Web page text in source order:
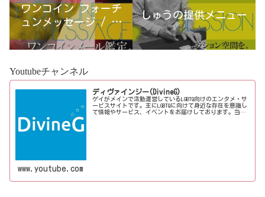
ワンコイン フォーチ
ュンメッセージ / 古
宮優雨
しゅうの提供メニュー
Youtubeチャンネル
ディヴァインジー(DivineG)
ゲイがメインで活動運営しているLGBTQ向けのエンタメ・サ
ービスサイトです。主にLGBTQに向けて身近な存在を意識し
て情報やサービス、イベントをお届けしております。当事
www.youtube.com